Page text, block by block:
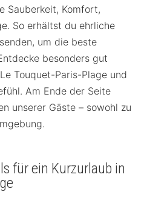
Sauberkeit, Komfort,
So erhältst du ehrliche
um die beste
besonders gut
Touquet-Paris-Plage und
Am Ende der Seite
unserer Gäste – sowohl zu
für ein Kurzurlaub in